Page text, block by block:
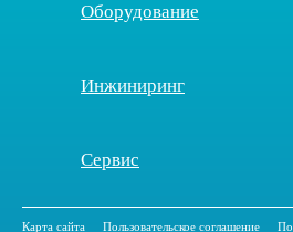
Оборудование
Инжиниринг
Сервис
Карта сайта Пользовательское соглашение